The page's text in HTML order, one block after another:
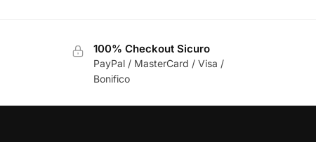
varianti.
possono
100% Checkout Sicuro
PayPal / MasterCard / Visa /
Bonifico